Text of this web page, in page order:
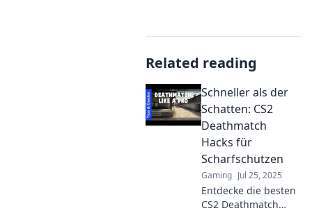
Related reading
Schneller als der
Schatten: CS2
Deathmatch
Hacks für
Scharfschützen
Gaming Jul 25, 2025
Entdecke die besten
CS2 Deathmatch